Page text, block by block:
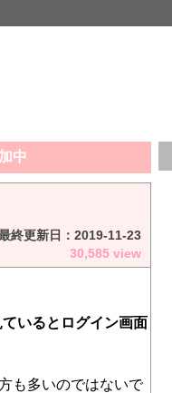
中
終更新日： 2019-11-23
30,585 view
いるとログイン画面
も多いのではないで